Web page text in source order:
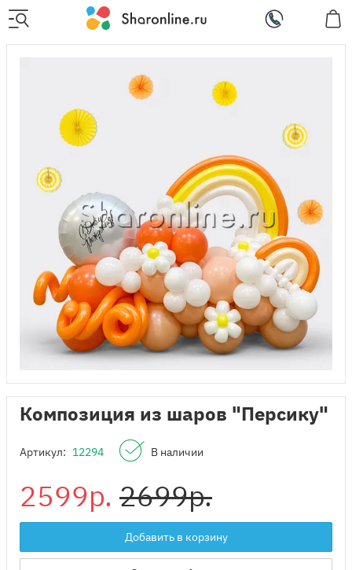
Композиция из шаров "Персику"
Артикул: 12294 В наличии
2599р. 2699р.
Добавить в корзину